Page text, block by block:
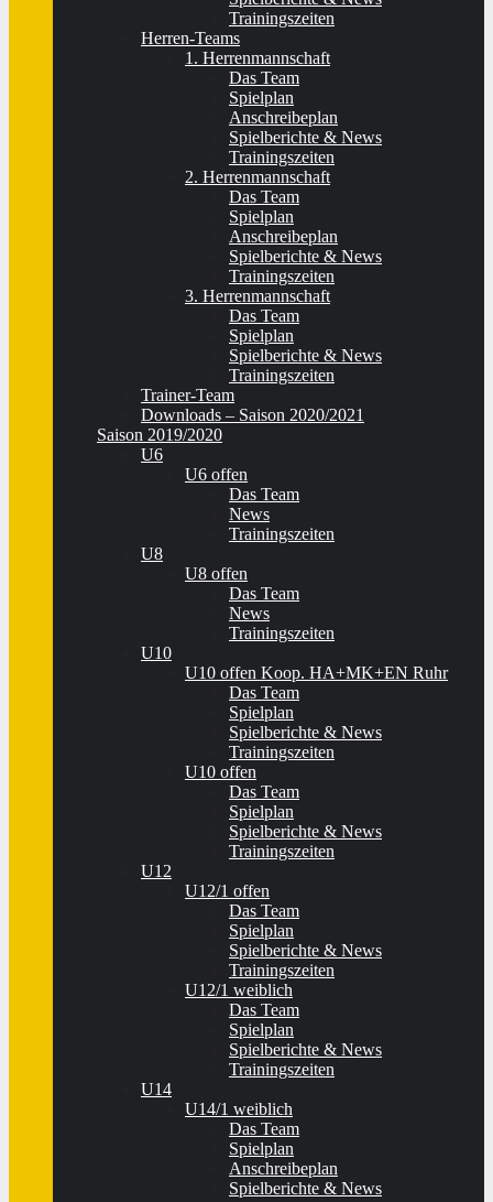
Trainingszeiten
Herren-Teams
1. Herrenmannschaft
Das Team
Spielplan
Anschreibeplan
Spielberichte & News
Trainingszeiten
2. Herrenmannschaft
Das Team
Spielplan
Anschreibeplan
Spielberichte & News
Trainingszeiten
3. Herrenmannschaft
Das Team
Spielplan
Spielberichte & News
Trainingszeiten
Trainer-Team
Downloads – Saison 2020/2021
Saison 2019/2020
U6
U6 offen
Das Team
News
Trainingszeiten
U8
U8 offen
Das Team
News
Trainingszeiten
U10
U10 offen Koop. HA+MK+EN Ruhr
Das Team
Spielplan
Spielberichte & News
Trainingszeiten
U10 offen
Das Team
Spielplan
Spielberichte & News
Trainingszeiten
U12
U12/1 offen
Das Team
Spielplan
Spielberichte & News
Trainingszeiten
U12/1 weiblich
Das Team
Spielplan
Spielberichte & News
Trainingszeiten
U14
U14/1 weiblich
Das Team
Spielplan
Anschreibeplan
Spielberichte & News